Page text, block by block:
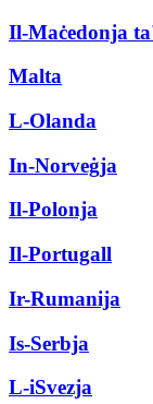
Il-Maċedonja
Malta
L-Olanda
In-Norveġja
Il-Polonja
Il-Portugall
Ir-Rumanija
Is-Serbja
L-iSvezja